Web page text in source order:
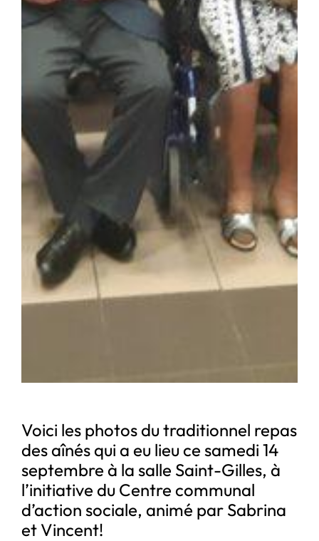
Voici les photos du traditionnel repas
des aînés qui a eu lieu ce samedi 14
septembre à la salle Saint-Gilles, à
l’initiative du Centre communal
d’action sociale, animé par Sabrina
et Vincent!